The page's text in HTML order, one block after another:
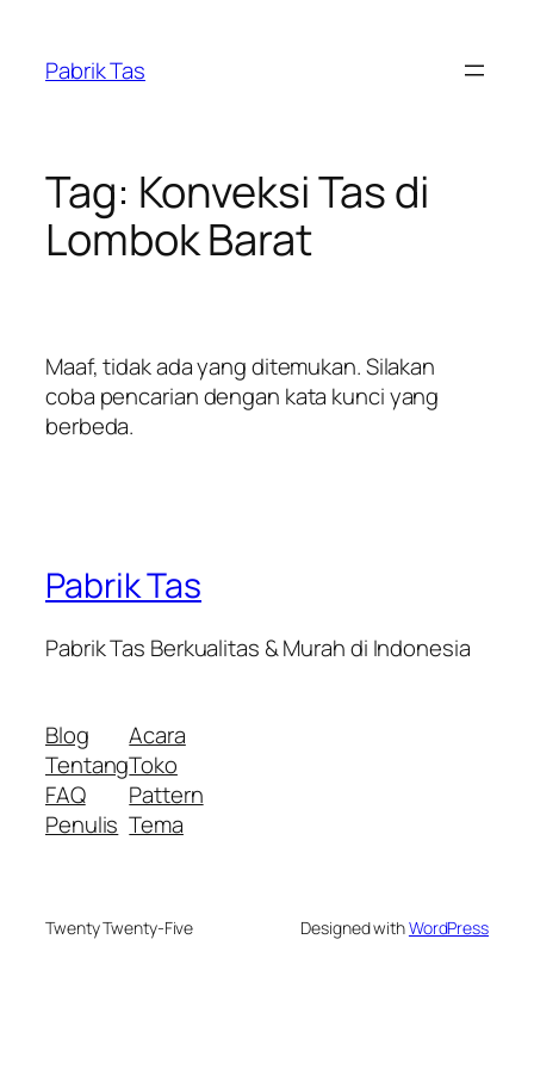
konten
Pabrik Tas
Tag: Konveksi Tas di
Lombok Barat
Maaf, tidak ada yang ditemukan. Silakan
coba pencarian dengan kata kunci yang
berbeda.
Pabrik Tas
Pabrik Tas Berkualitas & Murah di Indonesia
Blog
Tentang
FAQ
Penulis
Acara
Toko
Pattern
Tema
Twenty Twenty-Five Designed withWordPress